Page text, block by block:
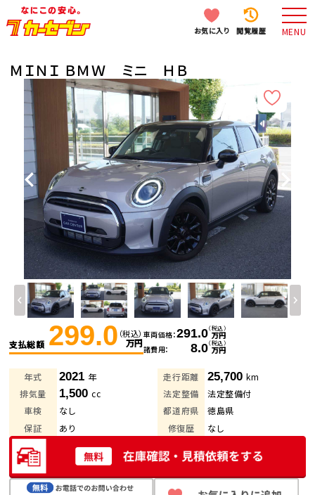
お気に入り 閲覧履歴 MENU
ＭＩＮＩ ＢＭＷ ミニ ＨＢ
支払総額 299.0 （税込）
万円
車両価格 291.0（税込）
万円
諸費用
8.0（税込）
万円
年式 2021 年 走行距離 25,700 km
排気量
1,500cc 法定整備
法定整備付
車検
なし 都道府県
徳島県
保証
あり 修復歴 なし